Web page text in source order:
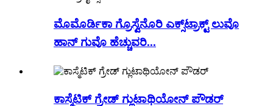
ಮೊಮೊರ್ಡಿಕಾ ಗ್ರೊಸ್ವೆನೊರಿ ಎಕ್ಸ್‌ಟ್ರಾಕ್ಟ್ ಲುವೊ
ಹಾನ್ ಗುವೊ ಹೆಚ್ಚುವರಿ...
ಕಾಸ್ಮೆಟಿಕ್ ಗ್ರೇಡ್ ಗ್ಲುಟಾಥಿಯೋನ್ ಪೌಡರ್